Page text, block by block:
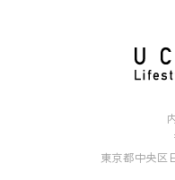
東京都中央区